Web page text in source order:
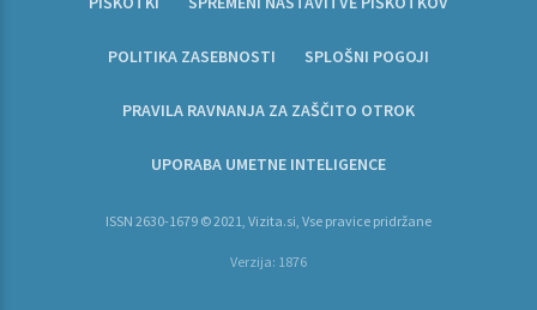
POLITIKA ZASEBNOSTI SPLOŠNI POGOJI
PRAVILA RAVNANJA ZA ZAŠČITO OTROK
UPORABA UMETNE INTELIGENCE
ISSN 2630-1679 © 2021, Vizita.si, Vse pravice pridržane
Verzija: 1876